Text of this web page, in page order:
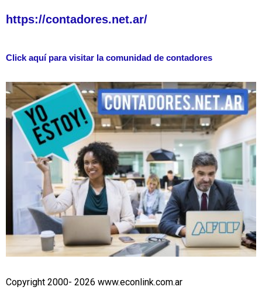
https://contadores.net.ar/
Click aquí para visitar la comunidad de contadores
Copyright 2000- 2026 www.econlink.com.ar